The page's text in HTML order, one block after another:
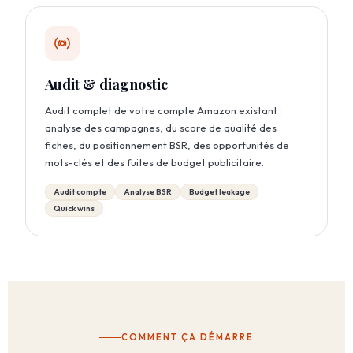
Audit & diagnostic
Audit complet de votre compte Amazon existant :
analyse des campagnes, du score de qualité des
fiches, du positionnement BSR, des opportunités de
mots-clés et des fuites de budget publicitaire.
Audit compte Analyse BSR
Budget leakage
Quick wins
COMMENT ÇA DÉMARRE